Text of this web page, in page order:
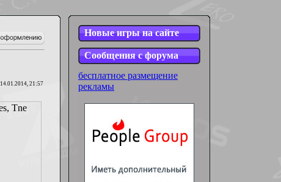
14.01.2014, 21:57
Новые игры на сайте
Сообщения с форума
бесплатное размещение
рекламы